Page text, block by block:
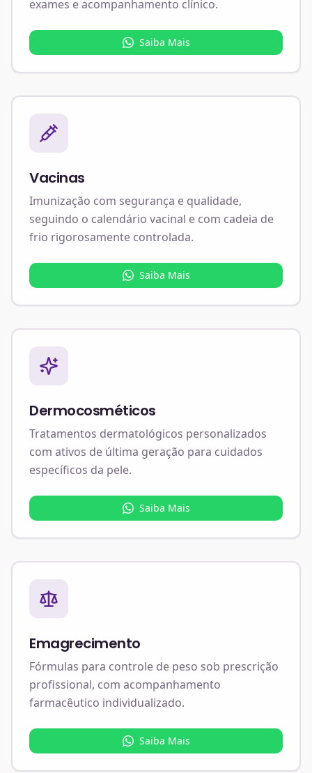
exames e acompanhamento clínico.
Saiba Mais
Vacinas
Imunização com segurança e qualidade,
seguindo o calendário vacinal e com cadeia de
frio rigorosamente controlada.
Saiba Mais
Dermocosméticos
Tratamentos dermatológicos personalizados
com ativos de última geração para cuidados
específicos da pele.
Saiba Mais
Emagrecimento
Fórmulas para controle de peso sob prescrição
profissional, com acompanhamento
farmacêutico individualizado.
Saiba Mais